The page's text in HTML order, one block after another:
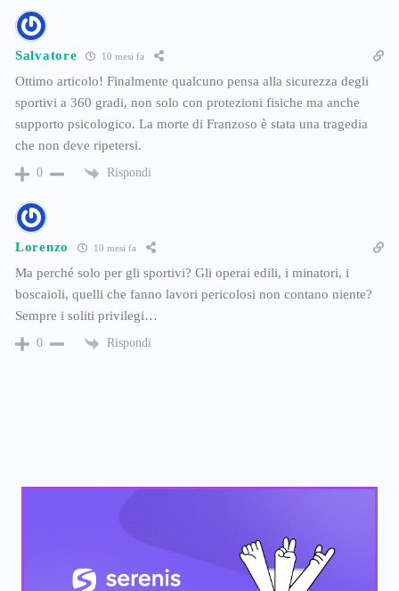
Salvatore 10 mesi fa
Ottimo articolo! Finalmente qualcuno pensa alla sicurezza degli
sportivi a 360 gradi, non solo con protezioni fisiche ma anche
supporto psicologico. La morte di Franzoso è stata una tragedia
che non deve ripetersi.
0 Rispondi
Lorenzo 10 mesi fa
Ma perché solo per gli sportivi? Gli operai edili, i minatori, i
boscaioli, quelli che fanno lavori pericolosi non contano niente?
Sempre i soliti privilegi…
0 Rispondi